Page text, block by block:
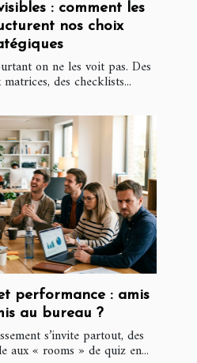
: comment les
nos choix
on ne les voit pas. Des
des checklists...
performance : amis
au bureau ?
s’invite partout, des
aux « rooms » de quiz en...